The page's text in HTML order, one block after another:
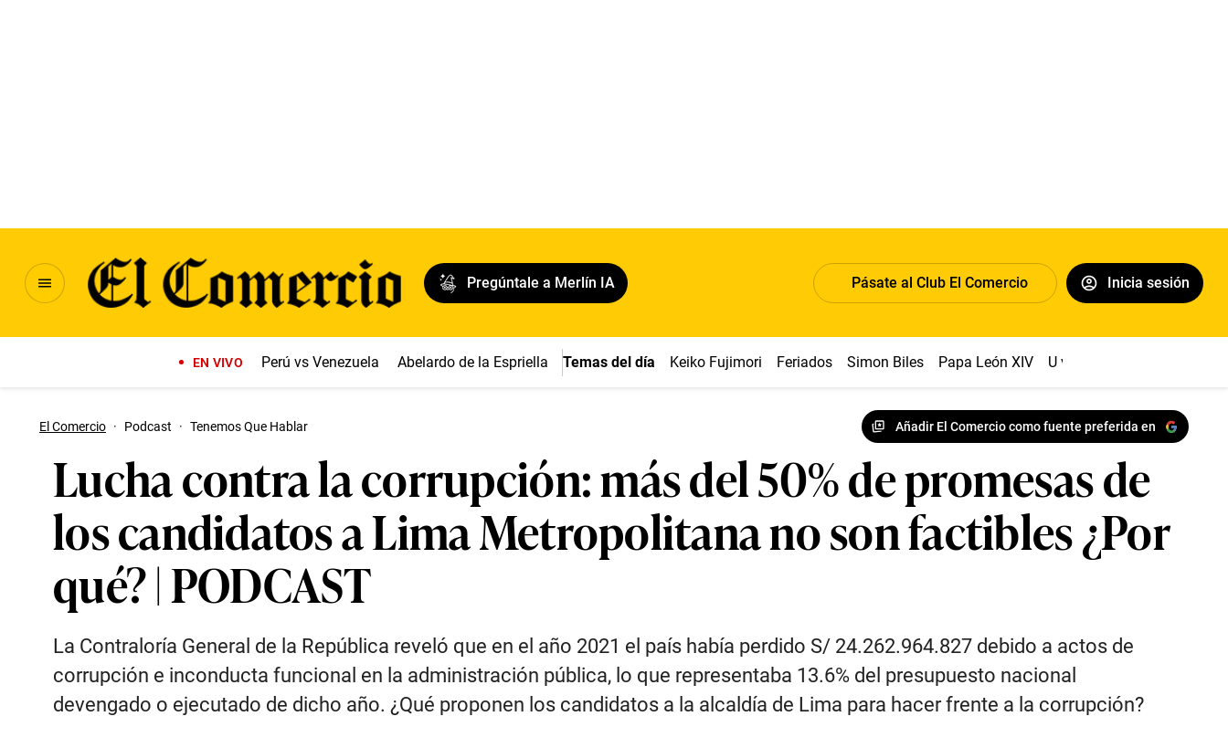
Pregúntale a Merlín IA Pásate al Club El Comercio Inicia sesión
EN VIVO Perú vs Venezuela Abelardo de la Espriella Temas del día Keiko Fujimori Feriados Simon Biles Papa León XIV U vs Cristal
El Comercio · Podcast · Tenemos Que Hablar Añadir El Comercio como fuente preferida en
Lucha contra la corrupción: más del 50% de promesas de
los candidatos a Lima Metropolitana no son factibles ¿Por
qué? | PODCAST
La Contraloría General de la República reveló que en el año 2021 el país había perdido S/ 24.262.964.827 debido a actos de
corrupción e inconducta funcional en la administración pública, lo que representaba 13.6% del presupuesto nacional
devengado o ejecutado de dicho año. ¿Qué proponen los candidatos a la alcaldía de Lima para hacer frente a la corrupción?